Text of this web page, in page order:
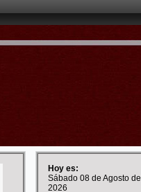
Hoy es:
Sábado 08 de Agosto del
2026